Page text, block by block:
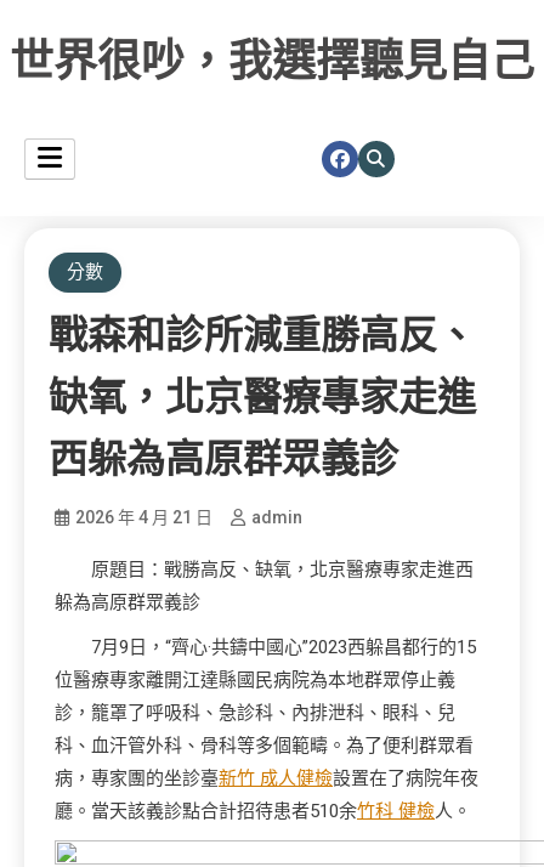
世界很吵，我選擇聽見自己
分數
戰森和診所減重勝高反、
缺氧，北京醫療專家走進
西躲為高原群眾義診
2026 年 4 月 21 日 admin
原題目：戰勝高反、缺氧，北京醫療專家走進西
躲為高原群眾義診
7月9日，“齊心·共鑄中國心”2023西躲昌都行的15
位醫療專家離開江達縣國民病院為本地群眾停止義
診，籠罩了呼吸科、急診科、內排泄科、眼科、兒
科、血汗管外科、骨科等多個範疇。為了便利群眾看
病，專家團的坐診臺新竹 成人健檢設置在了病院年夜
廳。當天該義診點合計招待患者510余竹科 健檢人。